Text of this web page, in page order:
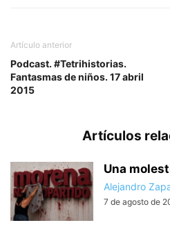
Artículo anterior
Podcast. #Tetrihistorias.
Fantasmas de niños. 17 abril
2015
Artículos
Una
Alejandro
7 de agosto de